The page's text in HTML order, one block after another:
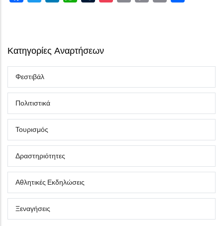
Κατηγορίες Αναρτήσεων
Φεστιβάλ
Πολιτιστικά
Τουρισμός
Δραστηριότητες
Αθλητικές Εκδηλώσεις
Ξεναγήσεις